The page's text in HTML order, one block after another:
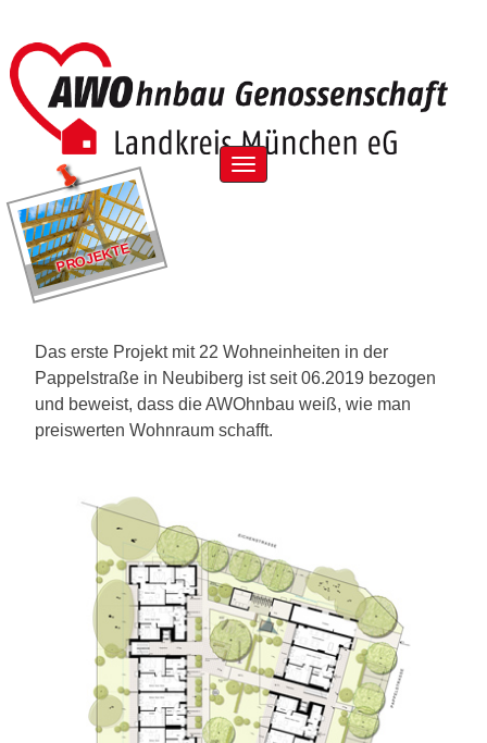
content
Menu
PROJEKTE
Das erste Projekt mit 22 Wohneinheiten in der
Pappelstraße in Neubiberg ist seit 06.2019 bezogen
und beweist, dass die AWOhnbau weiß, wie man
preiswerten Wohnraum schafft.